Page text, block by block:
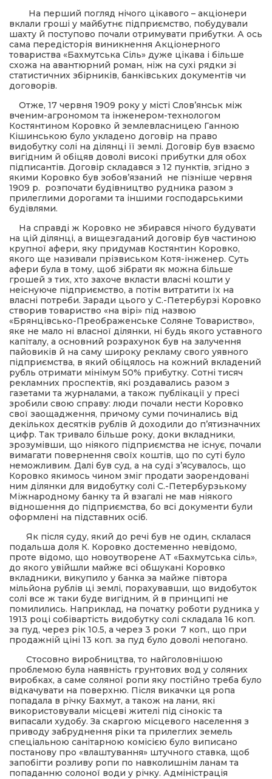
На перший погляд нічого цікавого – акціонери
вклали гроші у майбутнє підприємство, побудували
шахту й поступово почали отримувати прибутки. А ось
сама передісторія виникнення Акціонерного
товариства «Бахмутська Сіль» дуже цікава і більше
схожа на авантюрний роман, ніж на сухі рядки зі
статистичних збірників, банківських документів чи
договорів.
Отже, 17 червня 1909 року у місті Слов’янськ між
вченим-агрономом та інженером-технологом
Костянтином Коровко й землевласницею Ганною
Кішинською було укладено договір на право
видобутку солі на ділянці її землі. Договір був взаємо
вигідним й обіцяв доволі високі прибутки для обох
підписантів. Договір складався з 12 пунктів, згідно з
якими Коровко був зобов’язаний не пізніше червня
1909 р. розпочати будівництво рудника разом з
прилеглими дорогами та іншими господарськими
будівлями.
На справді ж Коровко не збирався нічого будувати
на цій ділянці, а вищезгаданий договір був частиною
крупної афери, яку придумав Костянтин Коровко,
якого ще називали прізвиськом Котя-інженер. Суть
афери була в тому, щоб зібрати як можна більше
грошей з тих, хто захоче вкласти власні кошти у
неіснуюче підприємство, а потім витратити їх на
власні потреби. Заради цього у С.-Петербурзі Коровко
створив товариство «на вірі» під назвою
«Брянцівсько-Преображенське Соляне Товариство»,
яке не мало ні власної ділянки, ні будь якого уставного
капіталу, а основний розрахунок був на залучення
пайовиків й на саму широку рекламу свого уявного
підприємства, в який обіцялось на кожний вкладений
рубль отримати мінімум 50% прибутку. Сотні тисяч
рекламних проспектів, які роздавались разом з
газетами та журналами, а також публікації у пресі
зробили свою справу: люди почали нести Коровко
свої заощадження, причому суми починались від
декількох десятків рублів й доходили до п’ятизначних
цифр. Так тривало більше року, доки вкладники,
зрозумівши, що ніякого підприємства не існує, почали
вимагати повернення своїх коштів, що по суті було
неможливим. Далі був суд, а на суді з’ясувалось, що
Коровко якимось чином зміг продати заорендовані
ним ділянки для видобутку солі С.-Петербурзькому
Міжнародному банку та й взагалі не мав ніякого
відношення до підприємства, бо всі документи були
оформлені на підставних осіб.
Як після суду, який до речі був не один, склалася
подальша доля К. Коровко достеменно невідомо,
проте відомо, що новоутворене АТ «Бахмутська сіль»,
до якого увійшли майже всі обшукані Коровко
вкладники, викупило у банка за майже півтора
мільйона рублів ці землі, порахувавши, що видобуток
солі все ж таки буде вигідним, й в принципі не
помилились. Наприклад, на початку роботи рудника у
1913 році собівартість видобутку солі складала 16 коп.
за пуд, через рік 10.5, а через 3 роки 7 коп., що при
продажній ціні 13 коп. за пуд було доволі непогано.
Стосовно виробництва, то найголовнішою
проблемою була наявність грунтових вод у соляних
виробках, а саме соляної ропи яку постійно треба було
відкачувати на поверхню. Після викачки ця ропа
попадала в річку Бахмут, а також на лани, які
використовували місцеві жителі під сінокіс та
випасали худобу. За скаргою місцевого населення з
приводу забруднення ріки та прилеглих земель
спеціальною санітарною комісією було виписано
постанову про «влаштування» штучного ставка, щоб
запобігти розливу ропи по навколишнім ланам та
попаданню солоної води у річку. Адміністрація